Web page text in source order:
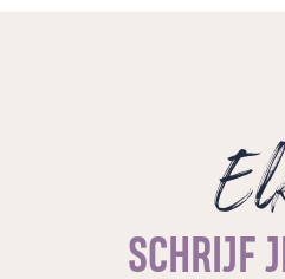
Maar wat ze het
ouders. Je mag
SCHRIJF